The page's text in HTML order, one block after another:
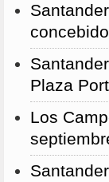
Plaza
Los